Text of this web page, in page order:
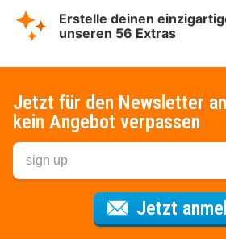
Erstelle deinen
unseren 56 Extras
Jetzt für den Newsletter
kein Angebot verpassen
Jetzt